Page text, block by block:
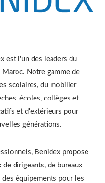
est l'un des leaders du
Notre gamme de
scolaires, du mobilier
écoles, collèges et
et d'extérieurs pour
générations.
Benidex propose
de dirigeants, de bureaux
équipements pour les